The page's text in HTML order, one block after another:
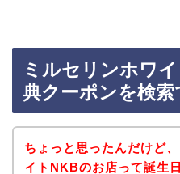
ミルセリンホワ
典クーポンを検索
ちょっと思ったんだけど
イトNKBのお店って誕生